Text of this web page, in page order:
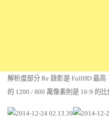
解析度部分 Re 錄影是 FullHD 最
的 1200 / 800 萬像素則是 16:9 的比